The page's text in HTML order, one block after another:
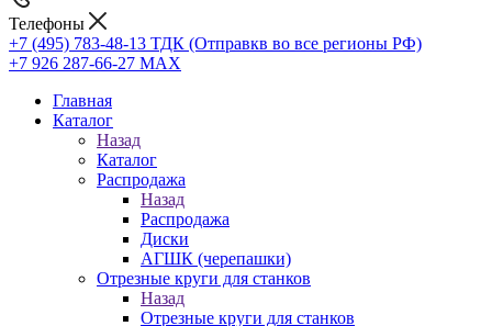
Телефоны
+7 (495) 783-48-13 ТДК (Отправкв во все регионы РФ)
+7 926 287-66-27 МАХ
Главная
Каталог
Назад
Каталог
Распродажа
Назад
Распродажа
Диски
АГШК (черепашки)
Отрезные круги для станков
Назад
Отрезные круги для станков